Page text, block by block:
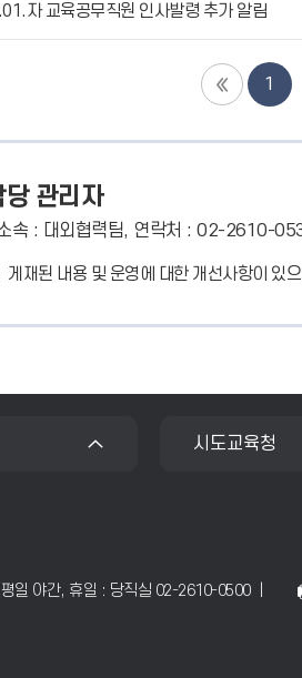
자 교육공무직원 인사발령 추가 알림
1
당 관리자
속 : 대외협력팀, 연락처 : 02-2610-
게재된 내용 및 운영에 대한 개선사항이 있
시도교육청
일 야간, 휴일 : 당직실 02-2610-0500 |